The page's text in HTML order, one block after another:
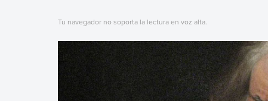
Tu navegador no soporta la lectura en voz alta.